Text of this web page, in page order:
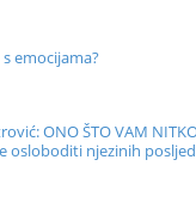
emocijama?
ONO ŠTO VAM NITKO
osloboditi njezinih